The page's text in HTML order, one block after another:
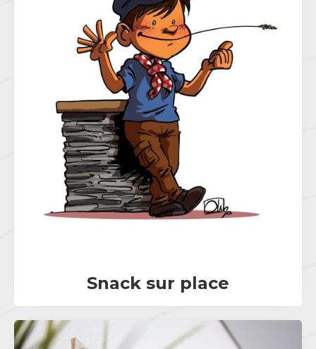
Snack sur place